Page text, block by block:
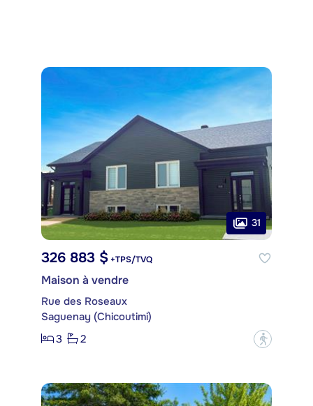
31
326 883 $ +TPS/TVQ
Maison à vendre
Rue des Roseaux
Saguenay (Chicoutimi)
3
2 ?